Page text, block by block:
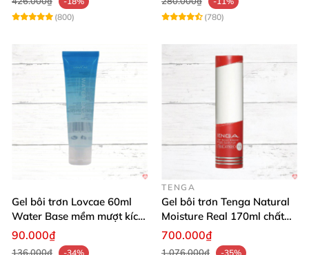
(800)
(780)
Gel bôi trơn Lovcae 60ml
Water Base mềm mượt kích
thích
90.000₫
136.000₫
-34%
TENGA
Gel bôi trơn Tenga Natural
Moisture Real 170ml chất
lượng cao mềm mượt an
700.000₫
1.076.000₫
-35%